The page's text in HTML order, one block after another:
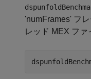
'numFrames' フ
レッド MEX ファ